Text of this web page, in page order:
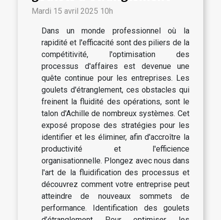
Mardi 15 avril 2025 10h
Dans un monde professionnel où la
rapidité et l'efficacité sont des piliers de la
compétitivité, l'optimisation des
processus d'affaires est devenue une
quête continue pour les entreprises. Les
goulets d'étranglement, ces obstacles qui
freinent la fluidité des opérations, sont le
talon d'Achille de nombreux systèmes. Cet
exposé propose des stratégies pour les
identifier et les éliminer, afin d'accroître la
productivité et l'efficience
organisationnelle. Plongez avec nous dans
l'art de la fluidification des processus et
découvrez comment votre entreprise peut
atteindre de nouveaux sommets de
performance. Identification des goulets